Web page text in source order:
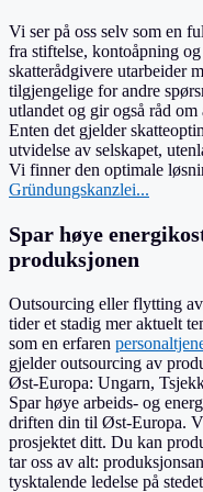
Vi ser på oss selv som en
fra stiftelse, kontoåpning
skatterådgivere utarbeider
tilgjengelige for andre
utlandet og gir også råd
Enten det gjelder
utvidelse av selskapet,
Vi finner den optimale
Gründungskanzlei...
Spar høye
produksjonen
Outsourcing eller flytting
tider et stadig mer aktuelt
som en erfaren
gjelder outsourcing av
Øst-Europa: Ungarn,
Spar høye arbeids- og
driften din til Øst-Europa.
prosjektet ditt. Du kan
tar oss av alt:
tysktalende ledelse på